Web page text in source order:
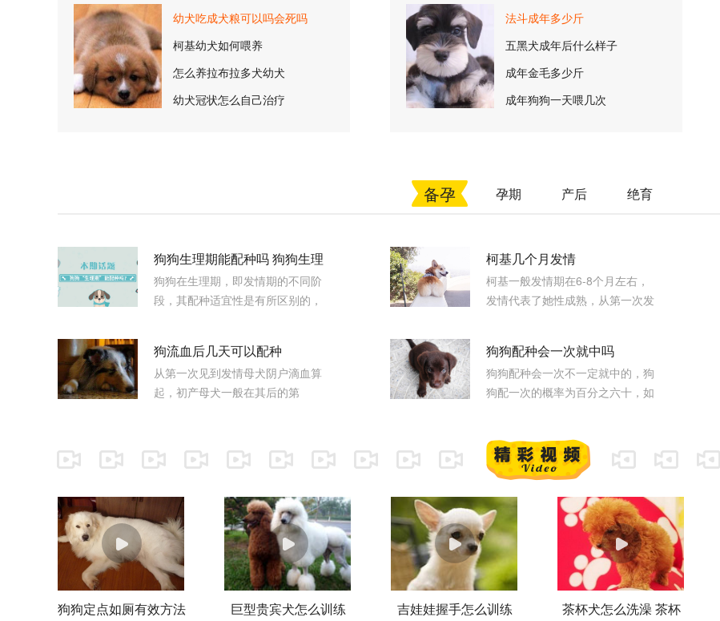
幼犬吃成犬粮可以吗会死吗
柯基幼犬如何喂养
怎么养拉布拉多犬幼犬
幼犬冠状怎么自己治疗
法斗成年多少斤
五黑犬成年后什么样子
成年金毛多少斤
成年狗狗一天喂几次
备孕 孕期 产后 绝育
狗狗生理期能配种吗 狗狗生理
期能交配吗
狗狗在生理期，即发情期的不同阶
段，其配种适宜性是有所区别的，
柯基几个月发情
柯基一般发情期在6-8个月左右，
发情代表了她性成熟，从第一次发
情间隔大概6个月。
狗流血后几天可以配种
从第一次见到发情母犬阴户滴血算
起，初产母犬一般在其后的第
为合适，建议多交配几次。
狗狗配种会一次就中吗
狗狗配种会一次不一定就中的，狗
狗配一次的概率为百分之六十，如
息2-3天，并加强繁殖。
狗狗定点如厕有效方法
巨型贵宾犬怎么训练
吉娃娃握手怎么训练
茶杯犬怎么洗澡 茶杯